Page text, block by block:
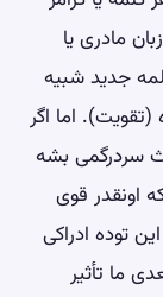
مادری یا
جدید شبیه
اما اگر
سردرگمی بشه
اونقدر قوی
توده ادراکی
ما تأثیر